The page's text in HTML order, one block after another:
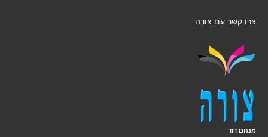
צרו קשר עם צורה
מנחם דוד